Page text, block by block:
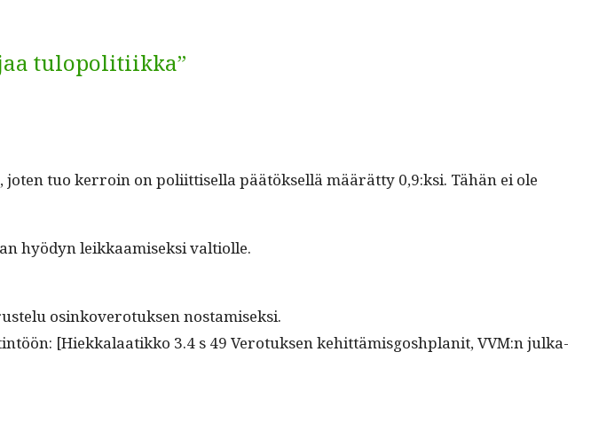
tulopolitiikka”
tuo ker­roin on poli­it­tisel­la päätök­sel­lä määrät­ty 0,9:ksi. Tähän ei ole
hyö­dyn leikkaamisek­si valtiolle.
osinkovero­tuk­sen nostamiseksi.
[Hiekkalaatikko 3.4 s 49 Vero­tuk­sen kehit­tämis­gosh­plan­it, VVM:n julka­